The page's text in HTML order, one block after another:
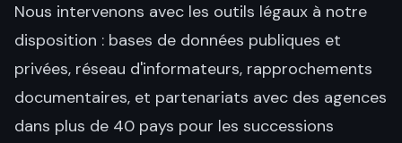
Nous intervenons avec les outils légaux à notre
disposition : bases de données publiques et
privées, réseau d'informateurs, rapprochements
documentaires, et partenariats avec des agences
dans plus de 40 pays pour les successions